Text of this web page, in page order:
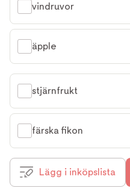
vindruvor
äpple
stjärnfrukt
färska fikon
Lägg i inköpslista